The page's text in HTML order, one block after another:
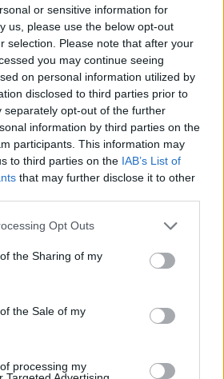
or sensitive information for
us, please use the below opt-out
selection. Please note that after your
you may continue seeing
on personal information utilized by
disclosed to third parties prior to
separately opt-out of the further
information by third parties on the
participants. This information may
to third parties on the IAB’s List of
that may further disclose it to other
app uses one or more Google
or usage behaviour. You may click to
to Google and its third-party tags to
specified purposes in below Google
Opt Outs
the Sharing of my
the Sale of my
processing my
Γερουλάνου
Δούκα, ο οποίος μετέχει
ότι μπορεί να εκλέξουν ως
σε αυτούς τους Ρωξάνη Μπέη,
Μαργαρίτη (ως εκπρόσωποι
Χρήστο Πρωτόπαπα,